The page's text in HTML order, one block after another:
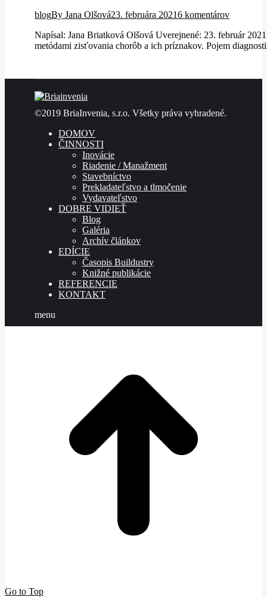
blogBy Jana Olšová23. februára 20216 komentárov
Napísal: Jana Briatková Olšová Uverejnené: 23. február
metódami zisťovania chorôb a ich príznakov. Pojem
©2019 BriaInvenia, s.r.o. Všetky práva vyhradené.
DOMOV
ČINNOSTI
Inovácie
Riadenie / Manažment
Stavebníctvo
Prekladateľstvo a tlmočenie
Vydavateľstvo
DOBRE VIDIEŤ
Blog
Galéria
Archív článkov
EDÍCIE
Časopis Buildustry
Knižné publikácie
REFERENCIE
KONTAKT
menu
Go to Top